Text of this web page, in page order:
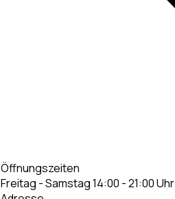
Öffnungszeiten
Freitag - Samstag 14:00 - 21:00 Uhr